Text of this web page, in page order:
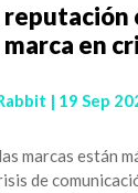
reputación
en
| 19 Sep
marcas están
de